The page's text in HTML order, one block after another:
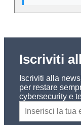
Iscriviti
Iscriviti alla
per restare
cybersecurity e